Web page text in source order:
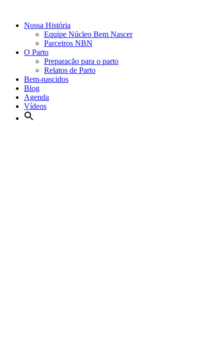
Nossa História
Equipe Núcleo Bem Nascer
Parceiros NBN
O Parto
Preparação para o parto
Relatos de Parto
Bem-nascidos
Blog
Agenda
Vídeos